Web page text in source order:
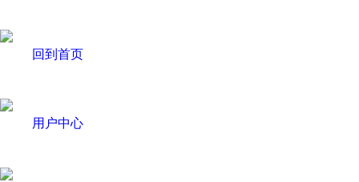
回到首页
用户中心